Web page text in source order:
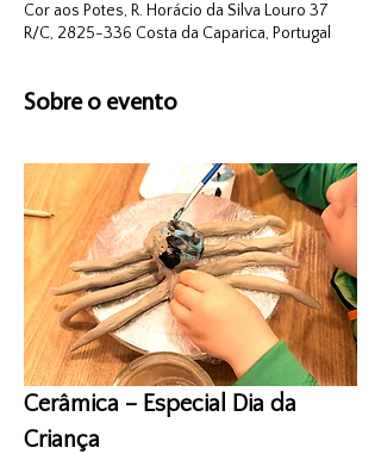
Cor aos Potes, R. Horácio da Silva Louro 37
R/C, 2825-336 Costa da Caparica, Portugal
Sobre o evento
Cerâmica – Especial Dia da
Criança